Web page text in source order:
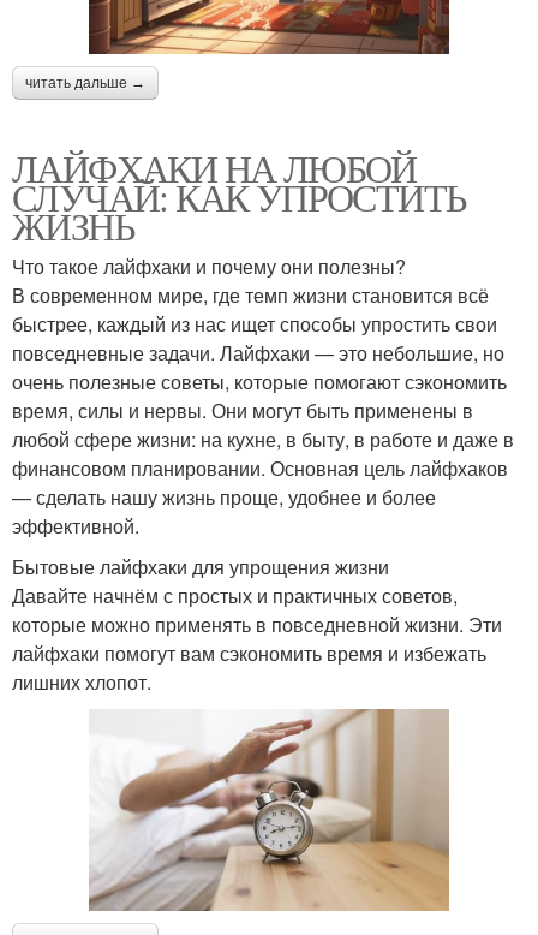
читать дальше →
ЛАЙФХАКИ НА ЛЮБОЙ
СЛУЧАЙ: КАК УПРОСТИТЬ
ЖИЗНЬ
Что такое лайфхаки и почему они полезны?
В современном мире, где темп жизни становится всё
быстрее, каждый из нас ищет способы упростить свои
повседневные задачи. Лайфхаки — это небольшие, но
очень полезные советы, которые помогают сэкономить
время, силы и нервы. Они могут быть применены в
любой сфере жизни: на кухне, в быту, в работе и даже в
финансовом планировании. Основная цель лайфхаков
— сделать нашу жизнь проще, удобнее и более
эффективной.
Бытовые лайфхаки для упрощения жизни
Давайте начнём с простых и практичных советов,
которые можно применять в повседневной жизни. Эти
лайфхаки помогут вам сэкономить время и избежать
лишних хлопот.